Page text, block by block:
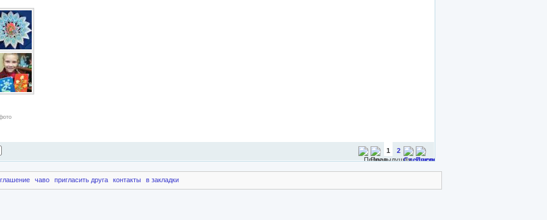
1 2
чаво пригласить друга контакты в закладки